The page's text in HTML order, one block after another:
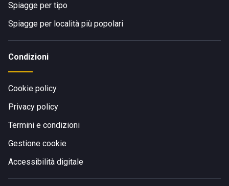
Spiagge per tipo
Spiagge per località più popolari
Condizioni
Cookie policy
Privacy policy
Termini e condizioni
Gestione cookie
Accessibilità digitale